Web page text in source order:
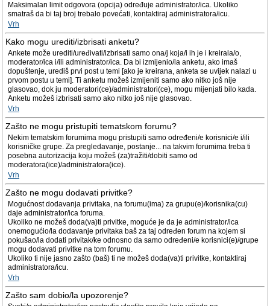
Maksimalan limit odgovora (opcija) određuje administrator/ica. Ukoliko
smatraš da bi taj broj trebalo povećati, kontaktiraj administratora/icu.
Vrh
Kako mogu urediti/izbrisati anketu?
Ankete može urediti/uređivati/izbrisati samo ona/j koja/i ih je i kreirala/o,
moderator/ica i/ili administrator/ica. Da bi izmijenio/la anketu, ako imaš
dopuštenje, urediš prvi post u temi [ako je kreirana, anketa se uvijek nalazi u
prvom postu u temi]. Ti anketu možeš izmijeniti samo ako nitko još nije
glasovao, dok ju moderatori(ce)/administratori(ce), mogu mijenjati bilo kada.
Anketu možeš izbrisati samo ako nitko još nije glasovao.
Vrh
Zašto ne mogu pristupiti tematskom forumu?
Nekim tematskim forumima mogu pristupiti samo određeni/e korisnici/e i/ili
korisničke grupe. Za pregledavanje, postanje... na takvim forumima treba ti
posebna autorizacija koju možeš (za)tražiti/dobiti samo od
moderatora(ice)/administratora(ice).
Vrh
Zašto ne mogu dodavati privitke?
Mogućnost dodavanja privitaka, na forumu(ima) za grupu(e)/korisnika(cu)
daje administrator/ica foruma.
Ukoliko ne možeš doda(va)ti privitke, moguće je da je administrator/ica
onemogućio/la dodavanje privitaka baš za taj određen forum na kojem si
pokušao/la dodati privitak/ke odnosno da samo određeni/e korisnici(e)/grupe
mogu dodavati privitke na tom forumu.
Ukoliko ti nije jasno zašto (baš) ti ne možeš doda(va)ti privitke, kontaktiraj
administratora/icu.
Vrh
Zašto sam dobio/la upozorenje?